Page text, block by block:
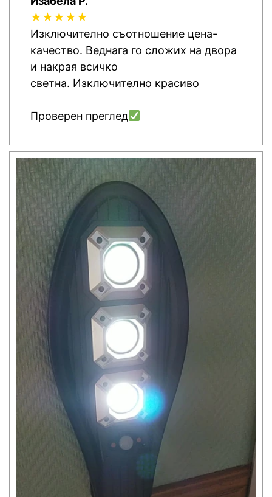
★★★★★
Изключително съотношение цена-
качество. Веднага го сложих на двора
и накрая всичко
светна. Изключително красиво
Проверен преглед